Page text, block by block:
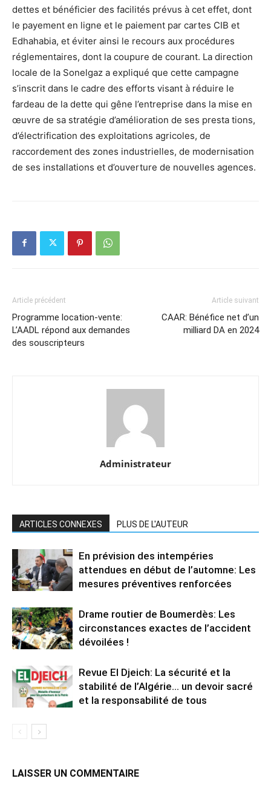
dettes et bénéficier des facilités prévus à cet effet, dont
le payement en ligne et le paiement par cartes CIB et
Edhahabia, et éviter ainsi le recours aux procédures
réglementaires, dont la coupure de courant. La direction
locale de la Sonelgaz a expliqué que cette campagne
s’inscrit dans le cadre des efforts visant à réduire le
fardeau de la dette qui gêne l’entreprise dans la mise en
œuvre de sa stratégie d’amélioration de ses presta tions,
d’électrification des exploitations agricoles, de
raccordement des zones industrielles, de modernisation
de ses installations et d’ouverture de nouvelles agences.
Article précédent
Programme location-vente:
L’AADL répond aux demandes
des souscripteurs
Article suivant
CAAR: Bénéfice net d’un
milliard DA en 2024
Administrateur
ARTICLES CONNEXES PLUS DE L'AUTEUR
En prévision des intempéries
attendues en début de l’automne: Les
mesures préventives renforcées
Drame routier de Boumerdès: Les
circonstances exactes de l’accident
dévoilées !
Revue El Djeich: La sécurité et la
stabilité de l’Algérie… un devoir sacré
et la responsabilité de tous
LAISSER UN COMMENTAIRE